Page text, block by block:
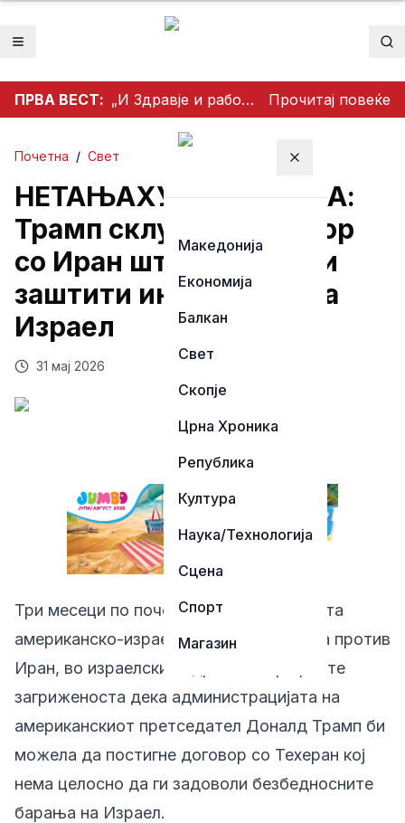
Отвори мени
ПРВА ВЕСТ: „И Здравје и работа“: Рударството паѓа, инвестициите стојат – државата мора да го ослободи развојниот потенцијал на Македонија Прочитај повеќе
Затвори мени
Македонија
Економија
Балкан
Свет
Скопје
Црна Хроника
Република
Култура
Наука/Технологија
Сцена
Спорт
Магазин
Почетна / Свет
НЕТАЊАХУ ВО ПАНИКА:
Трамп склучува договор
со Иран што нема да ги
заштити интересите на
Израел
31 мај 2026
Три месеци по почетокот на заедничката
американско-израелска воена кампања против
Иран, во израелскиот државен врв расте
загриженоста дека администрацијата на
американскиот претседател Доналд Трамп би
можела да постигне договор со Техеран кој
нема целосно да ги задоволи безбедносните
барања на Израел.